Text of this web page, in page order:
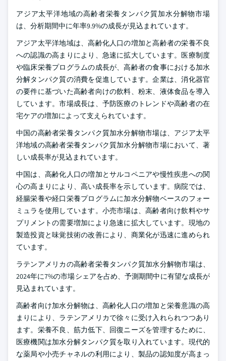
アジア太平洋地域の高齢者栄養タンパク質加水分解物市場
は、分析期間中に年率9.9%の成長が見込まれています。
アジア太平洋地域は、高齢化人口の増加と高齢者の栄養不良
への認識の高まりにより、急速に拡大しています。医療制度
や臨床栄養プログラムの成長が、高齢者の食事における加水
分解タンパク質の消費を促進しています。企業は、消化器官
の要件に基づいた高齢者向けの飲料、粉末、液体食品を導入
しています。市場成長は、予防医療のトレンドや高齢者の在
宅ケアの増加によって支えられています。
中国の高齢者栄養タンパク質加水分解物市場は、アジア太平
洋地域の高齢者栄養タンパク質加水分解物市場において、著
しい成長率が見込まれています。
中国は、高齢化人口の増加とサルコペニアや慢性疾患への関
心の高まりにより、高い成長率を示しています。病院では、
経腸栄養や経口栄養プログラムに加水分解物ベースのフォー
ミュラを使用しています。小売市場は、高齢者向け飲料やサ
プリメントの需要増加により急速に拡大しています。現地の
製造投資と味覚技術の改善により、商業化が迅速に進められ
ています。
ラテンアメリカの高齢者栄養タンパク質加水分解物市場は、
2024年に7%の市場シェアを占め、予測期間中に有望な成長が
見込まれています。
高齢者向け加水分解物は、高齢化人口の増加と栄養意識の高
まりにより、ラテンアメリカで徐々に受け入れられつつあり
ます。栄養不良、筋力低下、回復ニーズを管理するために、
医療機関は加水分解タンパク質を取り入れています。現代的
な薬局や小売チャネルの利用により、製品の認知度が高まっ